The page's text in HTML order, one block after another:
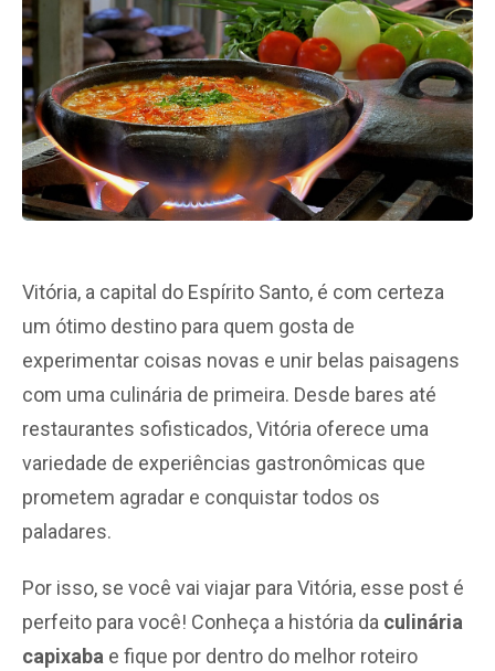
Vitória, a capital do Espírito Santo, é com certeza
um ótimo destino para quem gosta de
experimentar coisas novas e unir belas paisagens
com uma culinária de primeira. Desde bares até
restaurantes sofisticados, Vitória oferece uma
variedade de experiências gastronômicas que
prometem agradar e conquistar todos os
paladares.
Por isso, se você vai viajar para Vitória, esse post é
perfeito para você! Conheça a história da culinária
capixaba e fique por dentro do melhor roteiro